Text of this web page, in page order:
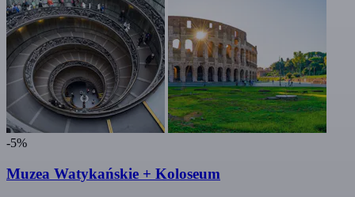
-5%
Muzea Watykańskie + Koloseum